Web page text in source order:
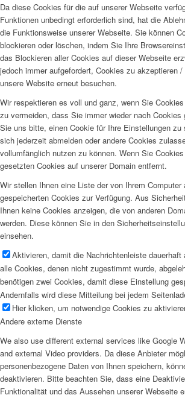
Da diese Cookies für die auf unserer Webseite
Funktionen unbedingt erforderlich sind, hat die
die Funktionsweise unserer Webseite. Sie können
blockieren oder löschen, indem Sie Ihre
das Blockieren aller Cookies auf dieser Webseite
jedoch immer aufgefordert, Cookies zu akzeptieren
unsere Website erneut besuchen.
Wir respektieren es voll und ganz, wenn Sie
zu vermeiden, dass Sie immer wieder nach Cookies
Sie uns bitte, einen Cookie für Ihre Einstellungen zu
sich jederzeit abmelden oder andere Cookies
vollumfänglich nutzen zu können. Wenn Sie
gesetzten Cookies auf unserer Domain entfernt.
Wir stellen Ihnen eine Liste der von Ihrem Computer
gespeicherten Cookies zur Verfügung. Aus
Ihnen keine Cookies anzeigen, die von anderen
werden. Diese können Sie in den
einsehen.
Aktivieren, damit die Nachrichtenleiste dauerhaft
alle Cookies, denen nicht zugestimmt wurde,
benötigen zwei Cookies, damit diese Einstellung
Andernfalls wird diese Mitteilung bei jedem
Hier klicken, um notwendige Cookies zu
Andere externe Dienste
We also use different external services like Google
and external Video providers. Da diese Anbieter
personenbezogene Daten von Ihnen speichern,
deaktivieren. Bitte beachten Sie, dass eine
Funktionalität und das Aussehen unserer Webseite